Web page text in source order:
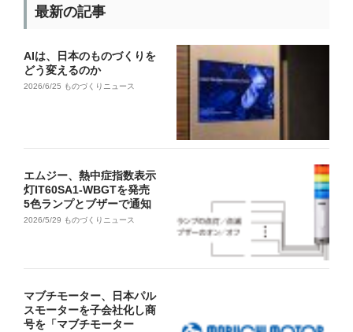
最新の記事
AIは、日本のものづくりを
どう変えるのか
2026/6/25 ものづくりニュース
エムジー、熱中症指数表示
灯IT60SA1-WBGTを発売
5色ランプとブザーで通知
2026/5/29 ものづくりニュース
マブチモーター、日本パル
スモーターを子会社化し商
号を「マブチモーター